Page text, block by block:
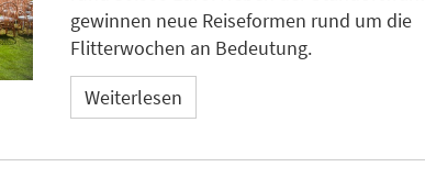
gewinnen neue Reiseformen rund um die
Flitterwochen an Bedeutung.
Weiterlesen